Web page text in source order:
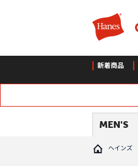
新着商品
MEN'S
ヘインズ